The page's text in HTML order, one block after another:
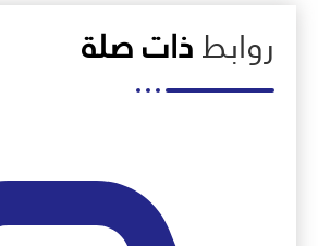
روابطذات صلة